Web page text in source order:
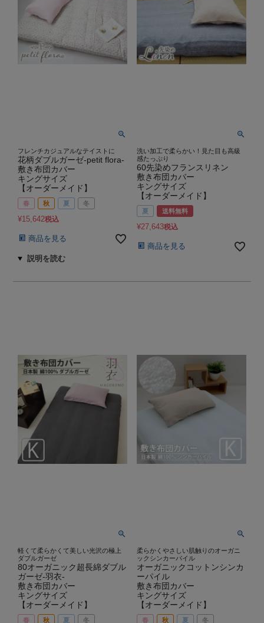
フレンチカジュアルなテイストに
花柄ダブルガーゼ-petit flora-
敷き布団カバー
キングサイズ
【オーダーメイド】
春 秋 夏 冬
¥15,642税込
商品を見る
洗い加工で柔らかい！見た目も高級
感たっぷり
60先染めフランスリネン
敷き布団カバー
キングサイズ
【オーダーメイド】
夏 送料無料
¥27,643税込
商品を見る
軽くて柔らかくて美しい光沢の極上
ダブルガーゼ
80オーガニック超長綿ダブル
ガーゼ-羽衣-
敷き布団カバー
キングサイズ
【オーダーメイド】
春 秋 夏 冬
柔らかくやさしい肌触りのオーガニ
ックシンカーパイル
オーガニックコットンシンカ
ーパイル
敷き布団カバー
キングサイズ
【オーダーメイド】
春 秋 夏 冬